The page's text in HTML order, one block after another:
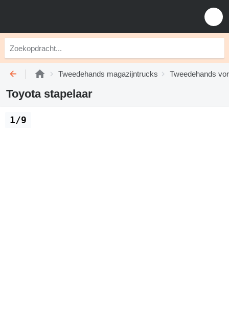
Tweedehands magazijntrucks Tweedehands
Toyota stapelaar
1/9